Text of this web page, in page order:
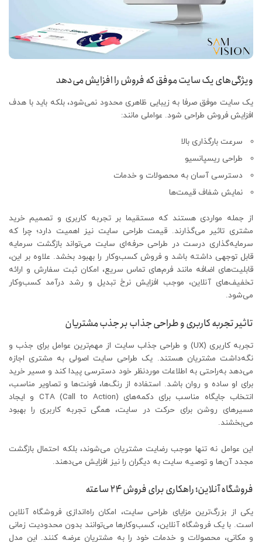
ویژگی‌های یک سایت موفق که فروش را افزایش می‌دهد
یک سایت موفق صرفا به زیبایی ظاهری محدود نمی‌شود، بلکه باید با هدف
افزایش فروش طراحی شود. عواملی مانند:
سرعت بارگذاری بالا
طراحی ریسپانسیو
دسترسی آسان به محصولات و خدمات
نمایش شفاف قیمت‌ها
از جمله مواردی هستند که مستقیما بر تجربه کاربری و تصمیم خرید
مشتری تاثیر می‌گذارند. قیمت طراحی سایت نیز اهمیت دارد؛ چرا که
سرمایه‌گذاری درست در طراحی حرفه‌ای سایت می‌تواند بازگشت سرمایه
قابل توجهی داشته باشد و فروش کسب‌وکار را بهبود بخشد. علاوه بر این،
قابلیت‌های اضافه مانند فرم‌های تماس سریع، امکان ثبت سفارش و ارائه
تخفیف‌های آنلاین، موجب افزایش نرخ تبدیل و رشد درآمد کسب‌وکار
می‌شود.
تاثیر تجربه کاربری و طراحی جذاب بر جذب مشتریان
تجربه کاربری (UX) و طراحی جذاب سایت از مهم‌ترین عوامل برای جذب و
نگه‌داشت مشتریان هستند. یک طراحی سایت اصولی به مشتری اجازه
می‌دهد به‌راحتی به اطلاعات موردنظر خود دسترسی پیدا کند و مسیر خرید
برای او ساده و روان باشد. استفاده از رنگ‌ها، فونت‌ها و تصاویر مناسب،
انتخاب جایگاه مناسب برای دکمه‌های CTA (Call to Action) و ایجاد
مسیرهای روشن برای حرکت در سایت، همگی تجربه کاربری را بهبود
می‌بخشند.
این عوامل نه تنها موجب رضایت مشتریان می‌شوند، بلکه احتمال بازگشت
مجدد آن‌ها و توصیه سایت به دیگران را نیز افزایش می‌دهند.
فروشگاه آنلاین؛ راهکاری برای فروش ۲۴ ساعته
یکی از بزرگ‌ترین مزایای طراحی سایت، امکان راه‌اندازی فروشگاه آنلاین
است. با یک فروشگاه آنلاین، کسب‌وکارها می‌توانند بدون محدودیت زمانی
و مکانی، محصولات و خدمات خود را به مشتریان عرضه کنند. این مدل